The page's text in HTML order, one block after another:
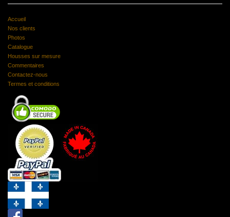
Accueil
Nos clients
Photos
Catalogue
Housses sur mesure
Commentaires
Contactez-nous
Termes et conditions